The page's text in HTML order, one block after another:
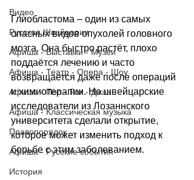
Видео
Русская Швейцария
Афиша - Выставки - Музеи
Афиша - Театр - Опера - Шоу
Афиша - Поп - Рок - Джаз
Афиша - Классическая музыка
Правопорядок
Афиша - Русские события
История
Глиобластома – один из самых
опасных видов опухолей головного
мозга. Она быстро растёт, плохо
поддаётся лечению и часто
возвращается даже после операций
и химиотерапии. Но швейцарские
исследователи из Лозаннского
университета сделали открытие,
которое может изменить подход к
борьбе с этим заболеванием.